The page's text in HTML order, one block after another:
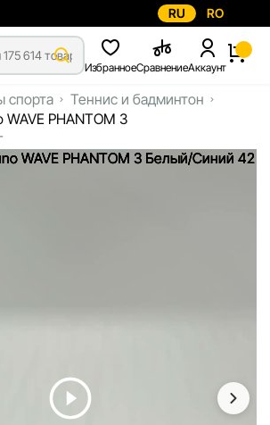
RU RO
ИзбранноеСравнениеАккаунт
спорта
Теннис и бадминтон
PHANTOM 3